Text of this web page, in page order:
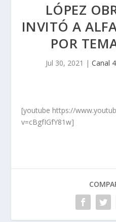
LÓPEZ
INVITÓ A
POR
Jul 30, 2021 | Canal
[youtube https://
v=cBgfIGfY81w]